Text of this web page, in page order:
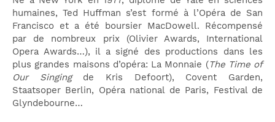
humaines, Ted Huffman s’est formé à l’Opéra de San
Francisco et a été boursier MacDowell. Récompensé
par de nombreux prix (Olivier Awards, International
Opera Awards…), il a signé des productions dans les
plus grandes maisons d’opéra: La Monnaie (The Time of
Our Singingde Kris Defoort), Covent Garden,
Staatsoper Berlin, Opéra national de Paris, Festival de
Glyndebourne…